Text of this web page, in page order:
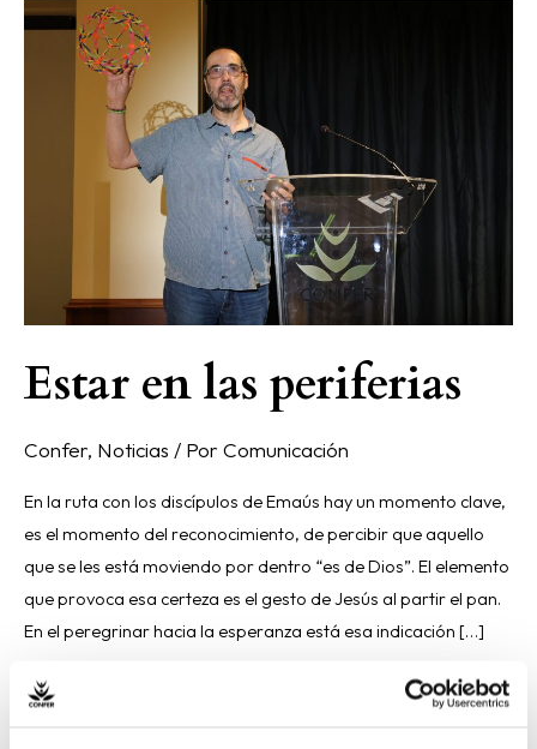
Estar en las periferias
Confer, Noticias / Por Comunicación
En la ruta con los discípulos de Emaús hay un momento clave,
es el momento del reconocimiento, de percibir que aquello
que se les está moviendo por dentro “es de Dios”. El elemento
que provoca esa certeza es el gesto de Jesús al partir el pan.
En el peregrinar hacia la esperanza está esa indicación […]
Estar
Read More »